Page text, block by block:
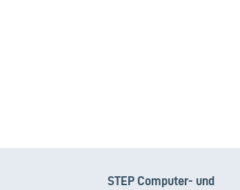
STEP Computer- und